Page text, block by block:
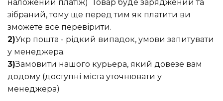
наложений платіж) Товар буде заряджений та
зібраний, тому ще перед тим як платити ви
зможете все перевірити.
2)Укр пошта - рідкий випадок, умови запитувати
у менеджера.
3)Замовити нашого курьера, який довезе вам
додому (доступні міста уточнювати у
менеджера)